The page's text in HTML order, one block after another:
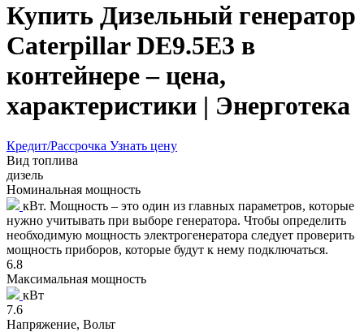
Купить Дизельный генератор
Caterpillar DE9.5E3 в
контейнере – цена,
характеристики | Энерготека
Кредит/Рассрочка Узнать цену
Вид топлива
дизель
Номинальная мощность
кВт. Мощность – это один из главных параметров, которые
нужно учитывать при выборе генератора. Чтобы определить
необходимую мощность электрогенератора следует проверить
мощность приборов, которые будут к нему подключаться.
6.8
Максимальная мощность
кВт
7.6
Напряжение, Вольт